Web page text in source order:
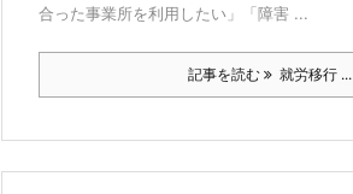
合った事業所を利用したい」「障害 ...
記事を読む 就労移行 ...